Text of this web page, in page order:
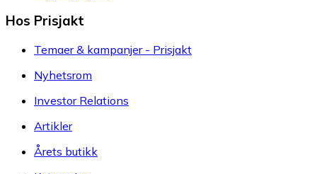
Hos Prisjakt
Temaer & kampanjer - Prisjakt
Nyhetsrom
Investor Relations
Artikler
Årets butikk